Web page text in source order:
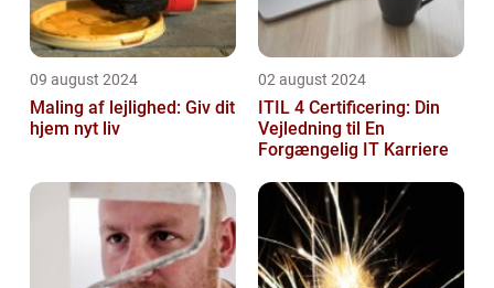
09 august 2024
Maling af lejlighed: Giv dit
hjem nyt liv
02 august 2024
ITIL 4 Certificering: Din
Vejledning til En
Forgængelig IT Karriere